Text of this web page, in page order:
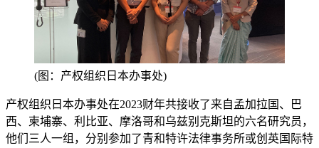
(图：产权组织日本办事处)
产权组织日本办事处在2023财年共接收了来自孟加拉国、巴
西、柬埔寨、利比亚、摩洛哥和乌兹别克斯坦的六名研究员，
他们三人一组，分别参加了青和特许法律事务所或创英国际特